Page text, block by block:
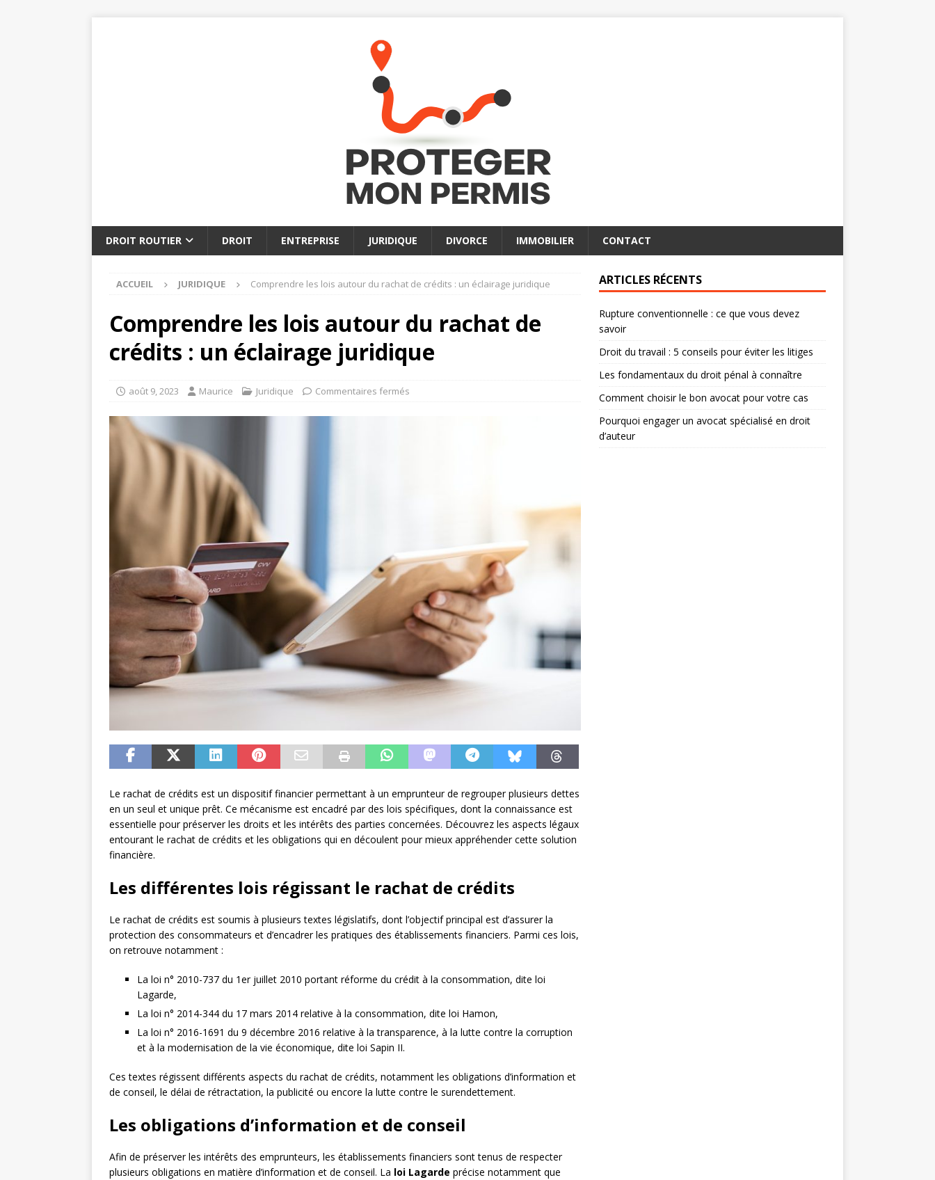
DROIT ROUTIER DROIT ENTREPRISE JURIDIQUE DIVORCE IMMOBILIER CONTACT
ACCUEIL JURIDIQUE Comprendre les lois autour du rachat de crédits : un éclairage juridique
Comprendre les lois autour du rachat de
crédits : un éclairage juridique
août 9, 2023 Maurice Juridique Commentaires fermés
Le rachat de crédits est un dispositif financier permettant à un emprunteur de regrouper plusieurs dettes
en un seul et unique prêt. Ce mécanisme est encadré par des lois spécifiques, dont la connaissance est
essentielle pour préserver les droits et les intérêts des parties concernées. Découvrez les aspects légaux
entourant le rachat de crédits et les obligations qui en découlent pour mieux appréhender cette solution
financière.
Les différentes lois régissant le rachat de crédits
Le rachat de crédits est soumis à plusieurs textes législatifs, dont l’objectif principal est d’assurer la
protection des consommateurs et d’encadrer les pratiques des établissements financiers. Parmi ces lois,
on retrouve notamment :
La loi n° 2010-737 du 1er juillet 2010 portant réforme du crédit à la consommation, dite loi
Lagarde,
La loi n° 2014-344 du 17 mars 2014 relative à la consommation, dite loi Hamon,
La loi n° 2016-1691 du 9 décembre 2016 relative à la transparence, à la lutte contre la corruption
et à la modernisation de la vie économique, dite loi Sapin II.
Ces textes régissent différents aspects du rachat de crédits, notamment les obligations d’information et
de conseil, le délai de rétractation, la publicité ou encore la lutte contre le surendettement.
Les obligations d’information et de conseil
Afin de préserver les intérêts des emprunteurs, les établissements financiers sont tenus de respecter
plusieurs obligations en matière d’information et de conseil. La loi Lagarde précise notamment que
ARTICLES RÉCENTS
Rupture conventionnelle : ce que vous devez
savoir
Droit du travail : 5 conseils pour éviter les litiges
Les fondamentaux du droit pénal à connaître
Comment choisir le bon avocat pour votre cas
Pourquoi engager un avocat spécialisé en droit
d’auteur